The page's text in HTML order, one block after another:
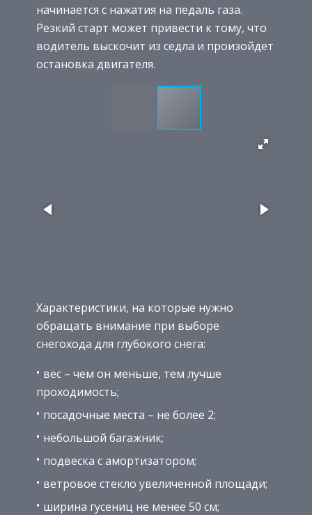
начинается с нажатия на педаль газа.
Резкий старт может привести к тому, что
водитель выскочит из седла и произойдет
остановка двигателя.
Характеристики, на которые нужно
обращать внимание при выборе
снегохода для глубокого снега:
вес – чем он меньше, тем лучше
проходимость;
посадочные места – не более 2;
небольшой багажник;
подвеска с амортизатором;
ветровое стекло увеличенной площади;
ширина гусениц не менее 50 см;